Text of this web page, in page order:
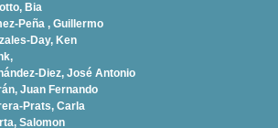
Bia
Peña , Guillermo
Day, Ken
Diez, José Antonio
Juan Fernando
Prats, Carla
Salomon